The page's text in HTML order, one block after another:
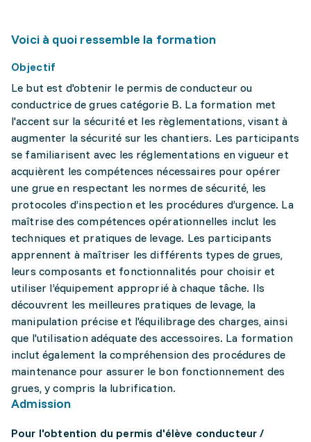
Voici à quoi ressemble la formation
Objectif
Le but est d'obtenir le permis de conducteur ou
conductrice de grues catégorie B. La formation met
l'accent sur la sécurité et les règlementations, visant à
augmenter la sécurité sur les chantiers. Les participants
se familiarisent avec les réglementations en vigueur et
acquièrent les compétences nécessaires pour opérer
une grue en respectant les normes de sécurité, les
protocoles d’inspection et les procédures d’urgence. La
maîtrise des compétences opérationnelles inclut les
techniques et pratiques de levage. Les participants
apprennent à maîtriser les différents types de grues,
leurs composants et fonctionnalités pour choisir et
utiliser l’équipement approprié à chaque tâche. Ils
découvrent les meilleures pratiques de levage, la
manipulation précise et l'équilibrage des charges, ainsi
que l'utilisation adéquate des accessoires. La formation
inclut également la compréhension des procédures de
maintenance pour assurer le bon fonctionnement des
grues, y compris la lubrification.
Admission
Pour l'obtention du permis d'élève conducteur /